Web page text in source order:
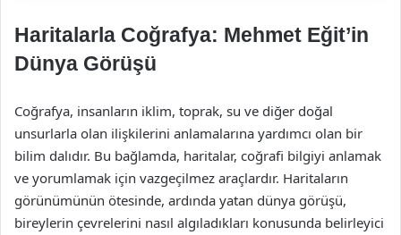
Haritalarla Coğrafya: Mehmet Eğit’in
Dünya Görüşü
Coğrafya, insanların iklim, toprak, su ve diğer doğal
unsurlarla olan ilişkilerini anlamalarına yardımcı olan bir
bilim dalıdır. Bu bağlamda, haritalar, coğrafi bilgiyi anlamak
ve yorumlamak için vazgeçilmez araçlardır. Haritaların
görünümünün ötesinde, ardında yatan dünya görüşü,
bireylerin çevrelerini nasıl algıladıkları konusunda belirleyici